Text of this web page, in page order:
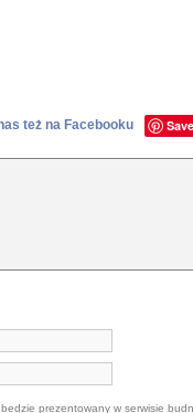
też na Facebooku Save
prezentowany w serwisie